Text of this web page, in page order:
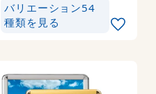
バリエーション54
種類を見る